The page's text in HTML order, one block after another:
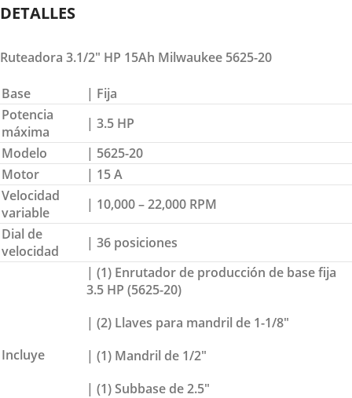
DETALLES
Ruteadora 3.1/2″ HP 15Ah Milwaukee 5625-20
Base
| Fija
Potencia
máxima
| 3.5 HP
Modelo
| 5625-20
Motor
| 15 A
Velocidad
variable
| 10,000 – 22,000 RPM
Dial de
velocidad
| 36 posiciones
Incluye
| (1) Enrutador de producción de base fija
3.5 HP (5625-20)
| (2) Llaves para mandril de 1-1/8″
| (1) Mandril de 1/2″
| (1) Subbase de 2.5″